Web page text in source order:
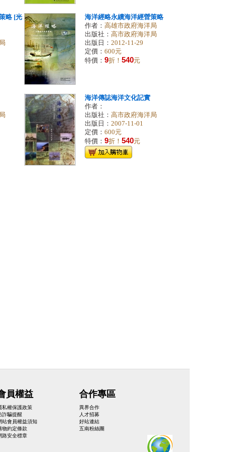
略 [光
海洋經略永續海洋經營策略
作者： 高雄市政府海洋局
出版社： 高市政府海洋局
出版日： 2012-11-29
定價： 600元
特價： 9折！ 540元
海洋傳誌海洋文化記實
作者：
出版社： 高市政府海洋局
出版日： 2007-11-01
定價： 600元
特價： 9折！ 540元
員權益
私權保護政策
詐騙提醒
站會員權益須知
物約定條款
路安全標章
合作專區
異界合作
人才招募
好站連結
五南粉絲團